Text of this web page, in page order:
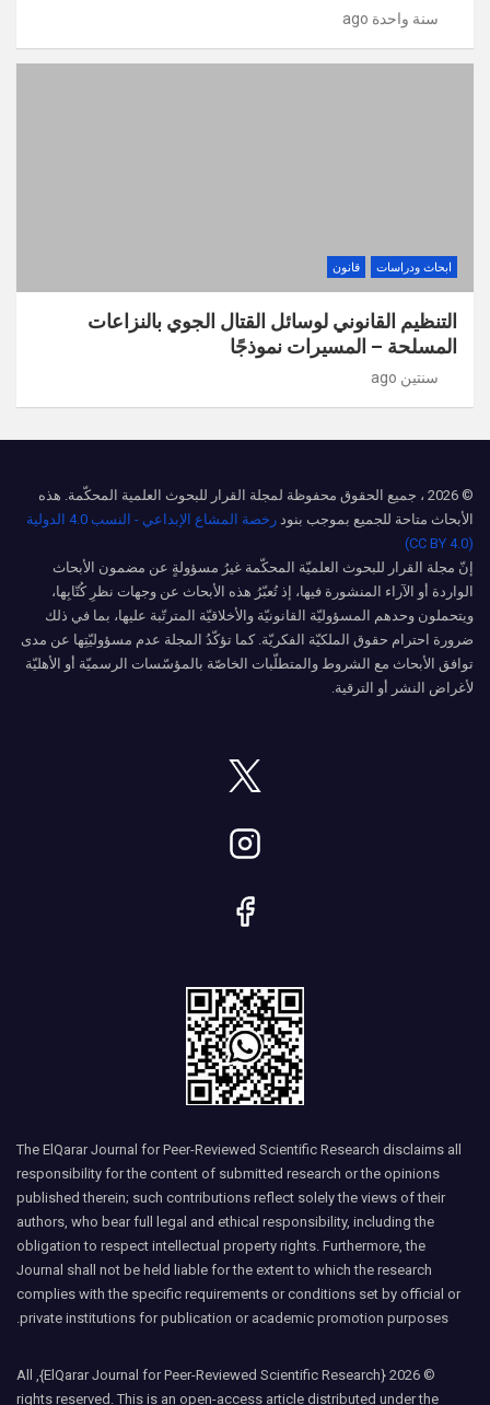
سنة واحدة ago
ابحاث ودراسات قانون
التنظيم القانوني لوسائل القتال الجوي بالنزاعات
المسلحة – المسيرات نموذجًا
سنتين ago
© 2026 ، جميع الحقوق محفوظة لمجلة القرار للبحوث العلمية المحكّمة. هذه
الأبحاث متاحة للجميع بموجب بنود
رخصة المشاع الإبداعي - النسب 4.0 الدولية
(CC BY 4.0)
إنّ مجلة القرار للبحوث العلميّة المحكّمة غيرُ مسؤولةٍ عن مضمون الأبحاث
الواردة أو الآراء المنشورة فيها، إذ تُعبّرُ هذه الأبحاث عن وجهات نظرِ كُتّابِها،
ويتحملون وحدهم المسؤوليّة القانونيّة والأخلاقيّة المترتّبة عليها، بما في ذلك
ضرورة احترام حقوق الملكيّة الفكريّة. كما تؤكّدُ المجلة عدم مسؤوليّتِها عن مدى
توافق الأبحاث مع الشروط والمتطلّبات الخاصّة بالمؤسّسات الرسميّة أو الأهليّة
لأغراض النشر أو الترقية.
The ElQarar Journal for Peer-Reviewed Scientific Research disclaims all
responsibility for the content of submitted research or the opinions
published therein; such contributions reflect solely the views of their
authors, who bear full legal and ethical responsibility, including the
obligation to respect intellectual property rights. Furthermore, the
Journal shall not be held liable for the extent to which the research
complies with the specific requirements or conditions set by official or
private institutions for publication or academic promotion purposes.
© 2026 {ElQarar Journal for Peer-Reviewed Scientific Research}, All
rights reserved. This is an open-access article distributed under the